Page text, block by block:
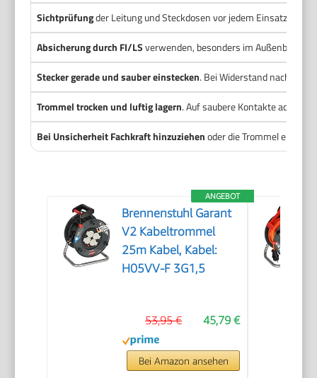
Sichtprüfungder Leitung und Steckdosen vor jedem Einsatz.
Absicherung durch FI/LSverwenden, besonders im
Stecker gerade und sauber einstecken. Bei Widerstand
Trommel trocken und luftig lagern. Auf saubere Kontakte achten.
Bei Unsicherheit Fachkraft hinzuziehenoder die Trommel
ANGEBOT
Brennenstuhl Garant
V2 Kabeltrommel
25m Kabel, Kabel:
H05VV-F 3G1,5
45,79 €
53,95 €
Bei Amazon ansehen